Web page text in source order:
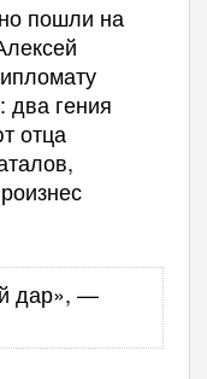
пошли на
два гения
отца
дар», —